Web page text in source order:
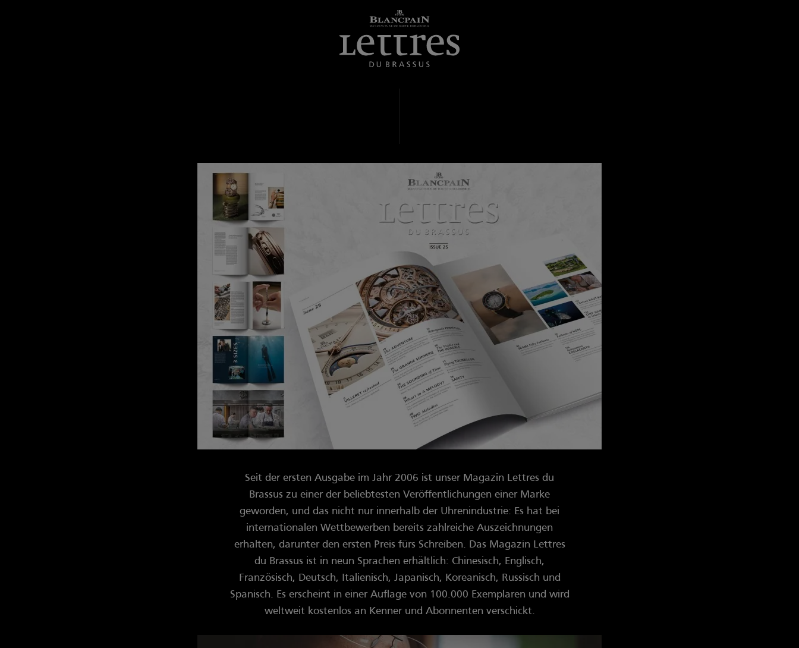
Seit der ersten Ausgabe im Jahr 2006 ist unser Magazin Lettres du
Brassus zu einer der beliebtesten Veröffentlichungen einer Marke
geworden, und das nicht nur innerhalb der Uhrenindustrie: Es hat bei
internationalen Wettbewerben bereits zahlreiche Auszeichnungen
erhalten, darunter den ersten Preis fürs Schreiben. Das Magazin Lettres
du Brassus ist in neun Sprachen erhältlich: Chinesisch, Englisch,
Französisch, Deutsch, Italienisch, Japanisch, Koreanisch, Russisch und
Spanisch. Es erscheint in einer Auflage von 100.000 Exemplaren und wird
weltweit kostenlos an Kenner und Abonnenten verschickt.